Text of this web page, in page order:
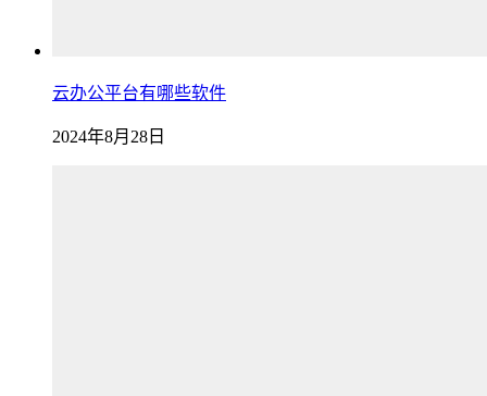
云办公平台有哪些软件
2024年8月28日